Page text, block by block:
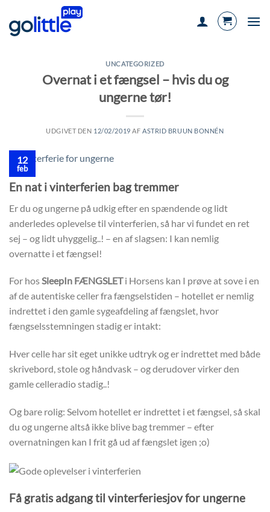
indhold
UNCATEGORIZED
Overnat i et fængsel – hvis du og
ungerne tør!
UDGIVET DEN 12/02/2019 AF ASTRID BRUUN BONNÉN
12
feb
En nat i vinterferien bag tremmer
Er du og ungerne på udkig efter en spændende og lidt
anderledes oplevelse til vinterferien, så har vi fundet en ret
sej – og lidt uhyggelig..! – en af slagsen: I kan nemlig
overnatte i et fængsel!
For hosSleepIn FÆNGSLETi Horsens kan I prøve at sove i en
af de autentiske celler fra fængselstiden – hotellet er nemlig
indrettet i den gamle sygeafdeling af fængslet, hvor
fængselsstemningen stadig er intakt:
Hver celle har sit eget unikke udtryk og er indrettet med både
skrivebord, stole og håndvask – og derudover virker den
gamle celleradio stadig..!
Og bare rolig: Selvom hotellet er indrettet i et fængsel, så skal
du og ungerne altså ikke blive bag tremmer – efter
overnatningen kan I frit gå ud af fængslet igen ;o)
Få gratis adgang til vinterferiesjov for ungerne